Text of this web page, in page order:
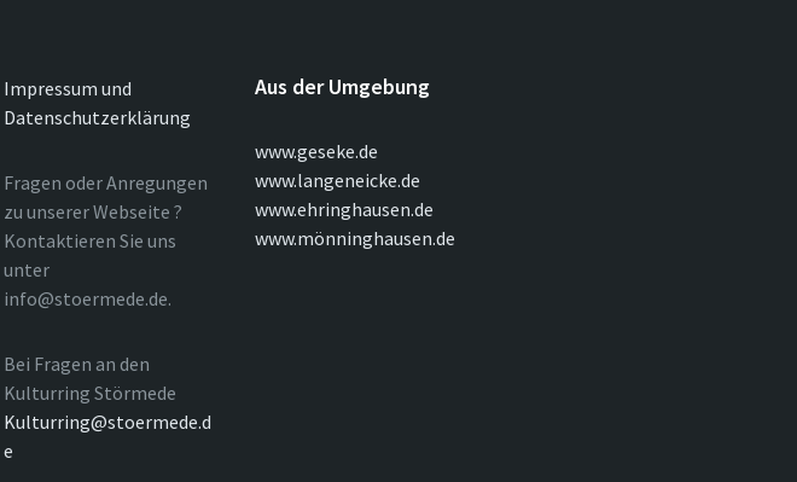
Impressum und
Datenschutzerklärung
Fragen oder Anregungen
zu unserer Webseite ?
Kontaktieren Sie uns
unter
info@stoermede.de.
Bei Fragen an den
Kulturring Störmede
Kulturring@stoermede.d
e
Aus der Umgebung
www.geseke.de
www.langeneicke.de
www.ehringhausen.de
www.mönninghausen.de